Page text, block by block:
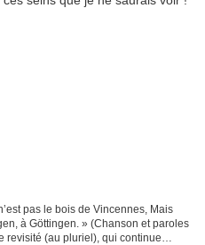
pas le bois de Vincennes, Mais
à Göttingen. » (Chanson et paroles
revisité (au pluriel), qui continue